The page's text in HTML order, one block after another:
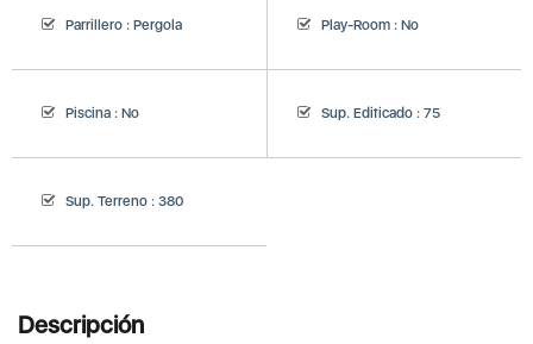
Parrillero : Pergola Play-Room : No
Piscina : No Sup. Edificado : 75
Sup. Terreno : 380
Descripción